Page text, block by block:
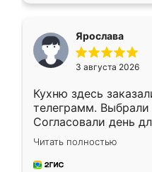
Ярослава
3 августа 2026
Кухню здесь
телеграмм.
Согласовали день
недели кухня была
довольны работой.
мебель за
Читать полностью